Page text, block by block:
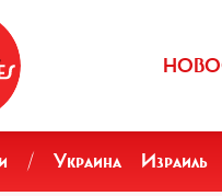
/ Украина Израиль